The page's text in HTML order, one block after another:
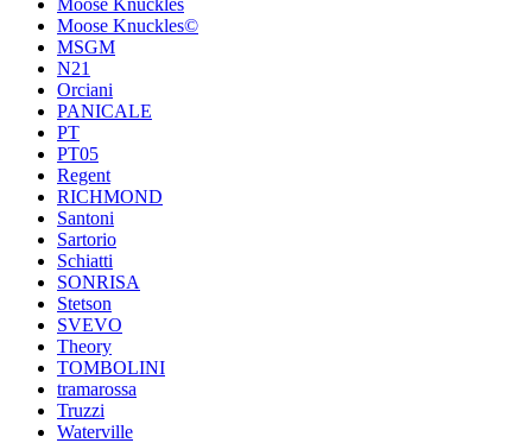
Moose Knuckles
Moose Knuckles©️
MSGM
N21
Orciani
PANICALE
PT
PT05
Regent
RICHMOND
Santoni
Sartorio
Schiatti
SONRISA
Stetson
SVEVO
Theory
TOMBOLINI
tramarossa
Truzzi
Waterville